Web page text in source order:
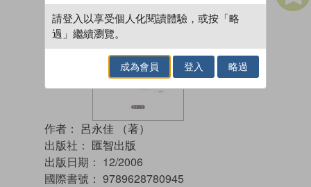
作者： 呂永佳 （著）
出版社： 匯智出版
出版日期： 12/2006
國際書號： 9789628780945
請登入以享受個人化閱讀體驗，或按「略
過」繼續瀏覽。
成為會員 登入 略過